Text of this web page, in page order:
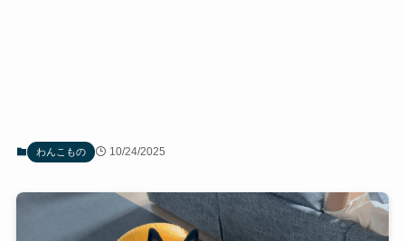
わんこもの 10/24/2025